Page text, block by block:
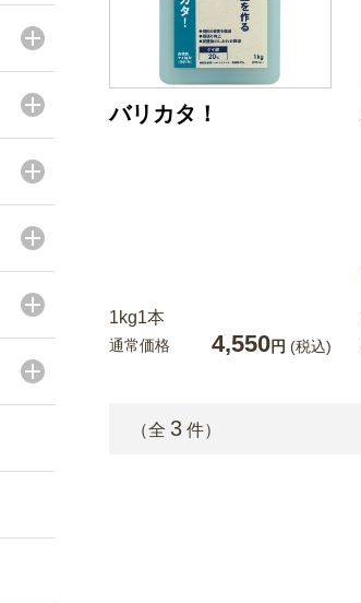
バリカタ！
1kg1本
通常価格 4,550円 (税込)
（全 3 件）